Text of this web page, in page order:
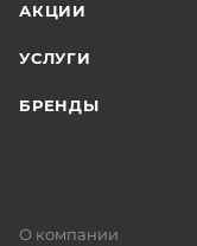
АКЦИИ
УСЛУГИ
БРЕНДЫ
О компании